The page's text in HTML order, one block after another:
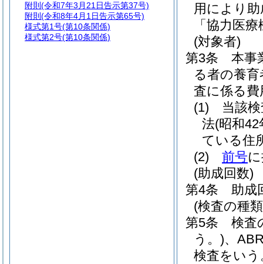
用により
「協力医
(対象者)
第3条
本事
る者の養
査に係る
(1)
当該
法(昭和42
ている住
(2)
前号
(助成回数)
第4条
助成
(検査の種
第5条
検査
う。)、
検査をいう
附則 (令和7年3月21日告示第37号)
附則 (令和8年4月1日告示第65号)
様式第1号(第10条関係)
様式第2号(第10条関係)